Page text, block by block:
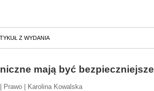
Z WYDANIA
mają być bezpieczniejsze
Prawo | Karolina Kowalska